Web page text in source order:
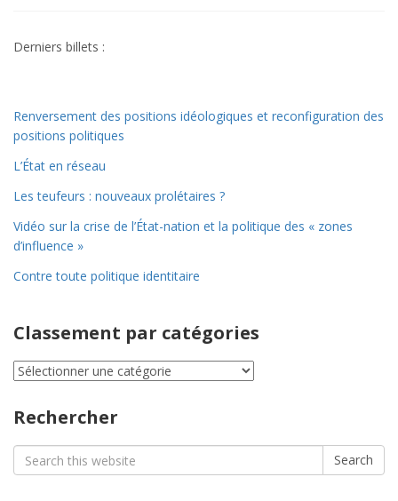
Derniers billets :
Renversement des positions idéologiques et reconfiguration des
positions politiques
L’État en réseau
Les teufeurs : nouveaux prolétaires ?
Vidéo sur la crise de l’État-nation et la politique des « zones
d’influence »
Contre toute politique identitaire
Classement par catégories
Classement
par
Rechercher
Search
for:
Search